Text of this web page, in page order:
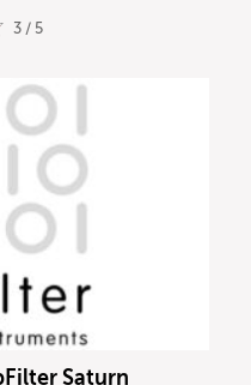
3 / 5
Saturn